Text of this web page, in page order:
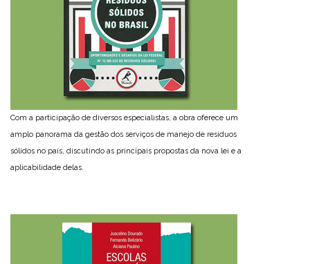
Com a participação de diversos especialistas, a obra oferece um
amplo panorama da gestão dos serviços de manejo de resíduos
sólidos no país, discutindo as principais propostas da nova lei e a
aplicabilidade delas.